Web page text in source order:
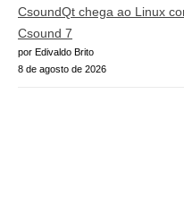
CsoundQt chega ao Linux
Csound 7
por Edivaldo Brito
8 de agosto de 2026